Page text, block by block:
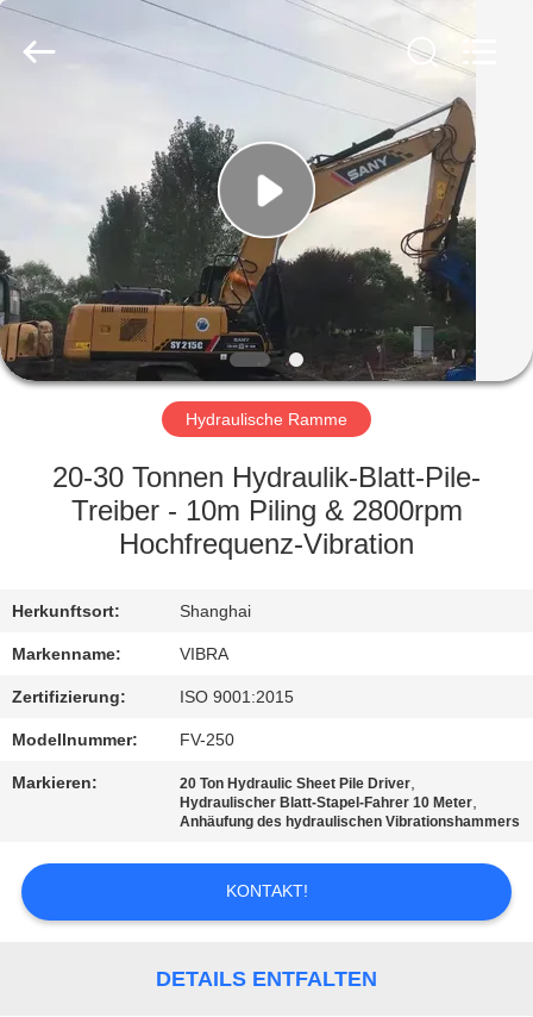
PRODUKTE
VR-
SHOW
ÜBER
FABRIK-
AUSFLUG
QUALITÄTSKONTROLLE
TRETEN
SIE
MIT
VERBINDUNG
NACHRICHTEN
Construction
Machinery
Ltd..
Hydraulische Ramme
20-30 Tonnen Hydraulik-Blatt-Pile-
Treiber - 10m Piling & 2800rpm
Hochfrequenz-Vibration
Herkunftsort: Shanghai
Markenname: VIBRA
Zertifizierung: ISO 9001:2015
Modellnummer: FV-250
Markieren: 20 Ton Hydraulic Sheet Pile Driver,
Hydraulischer Blatt-Stapel-Fahrer 10 Meter,
Anhäufung des hydraulischen Vibrationshammers
KONTAKT!
DETAILS ENTFALTEN